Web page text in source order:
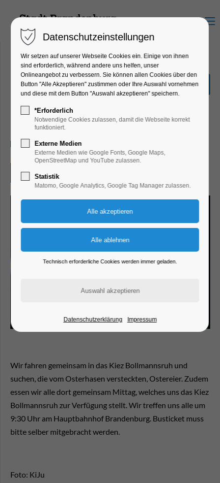
Menu
Große Ostereiersuche im
Kiez Bollmannsruh.
Ferienkalender, Kinder, Jugend, Mitmach-
Aktion
28.03.2024, 09:30
Eintritt frei
Wir fahren gemeinsam in das Kiez Bollmannsruh und
suchen, die vom Osterhasen versteckten, Ostereier. Zudem
essen wir alle dort gemeinsam Mittag, welches uns das Kiez
Bollmannsruh zur Verfügung stellt. Wir treffen uns alle um
9:30 Uhr am Hauptbahnhof Brandenburg. Busticket muss
bitte selber mitgebracht werden.
Foto: KiJu
Datenschutzeinstellungen
Wir setzen auf unserer Webseite Cookies ein. Einige von ihnen
sind erforderlich, während andere uns helfen, unser
Onlineangebot zu verbessern. Sie können allen Cookies über den
Button "Alle Akzeptieren" zustimmen oder Ihre Auswahl vornehmen
und diese mit dem Button "Auswahl akzeptieren" speichern.
*Erforderlich
Notwendige Cookies zulassen, damit die Webseite korrekt
funktioniert.
Externe Medien
Externe Medien wie Google Fonts, Google Maps,
OpenStreetMap und YouTube zulassen.
Statistik
Matomo, Google Analytics, Google Tag Manager zulassen.
Technisch erforderliche Cookies werden immer geladen.
Datenschutzerklärung Impressum